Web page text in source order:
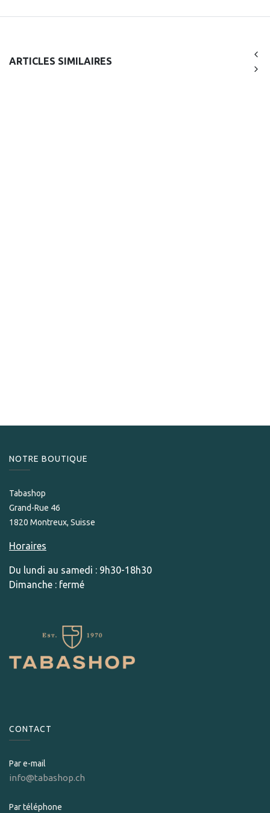
ARTICLES SIMILAIRES
NOTRE BOUTIQUE
Tabashop
Grand-Rue 46
1820 Montreux, Suisse
Horaires
Du lundi au samedi : 9h30-18h30
Dimanche : fermé
CONTACT
Par e-mail
info@tabashop.ch
Par téléphone